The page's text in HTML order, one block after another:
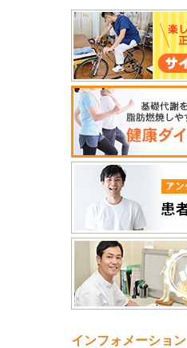
インフォメーション